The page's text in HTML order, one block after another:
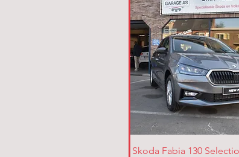
Skoda Fabia 130